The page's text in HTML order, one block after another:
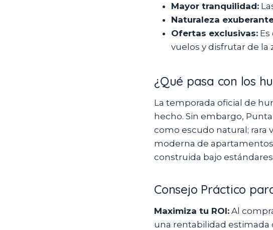
Mayor tranquilidad:
Naturaleza
Ofertas exclusivas:
vuelos y disfrutar de la
¿Qué pasa con los
La temporada oficial de
hecho. Sin embargo,
como escudo natural; rara
moderna de apartamentos
construida bajo
Consejo Práctico
Maximiza tu ROI: Al
una rentabilidad estimada